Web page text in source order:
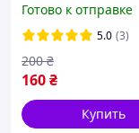
Готово к отправке
5.0 (3)
160₴
200 ₴
Купить